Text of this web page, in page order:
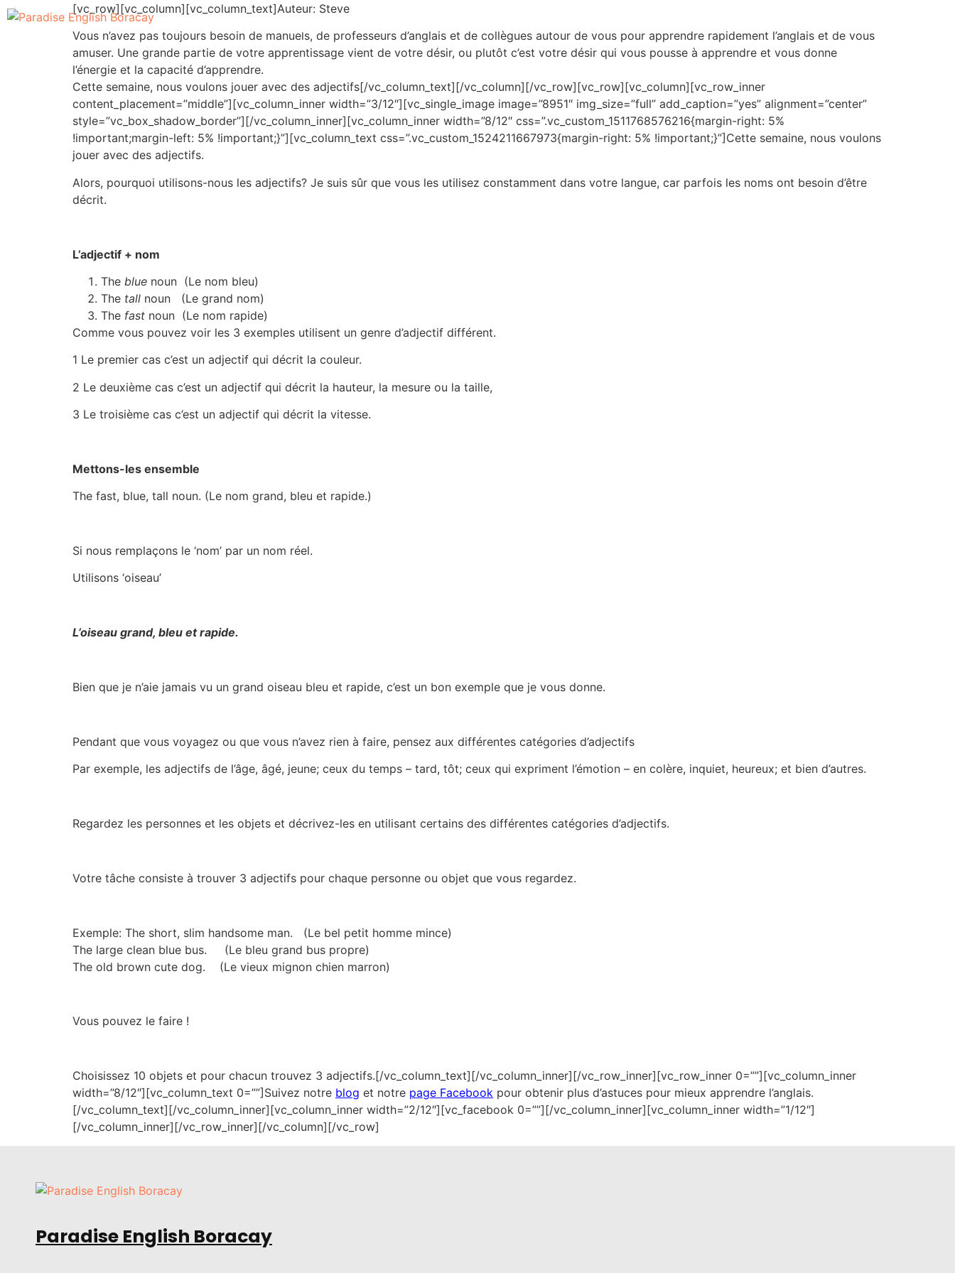
[vc_row][vc_column][vc_column_text]Auteur: Steve
Vous n’avez pas toujours besoin de manuels, de professeurs d’anglais et de collègues autour de vous pour apprendre rapidement l’anglais et de vous
amuser. Une grande partie de votre apprentissage vient de votre désir, ou plutôt c’est votre désir qui vous pousse à apprendre et vous donne
l’énergie et la capacité d’apprendre.
Cette semaine, nous voulons jouer avec des adjectifs[/vc_column_text][/vc_column][/vc_row][vc_row][vc_column][vc_row_inner
content_placement=”middle”][vc_column_inner width=”3/12″][vc_single_image image=”8951″ img_size=”full” add_caption=”yes” alignment=”center”
style=”vc_box_shadow_border”][/vc_column_inner][vc_column_inner width=”8/12″ css=”.vc_custom_1511768576216{margin-right: 5%
!important;margin-left: 5% !important;}”][vc_column_text css=”.vc_custom_1524211667973{margin-right: 5% !important;}”]Cette semaine, nous voulons
jouer avec des adjectifs.
Alors, pourquoi utilisons-nous les adjectifs? Je suis sûr que vous les utilisez constamment dans votre langue, car parfois les noms ont besoin d’être
décrit.
L’adjectif + nom
The blue noun (Le nom bleu)
The tall noun (Le grand nom)
The fast noun (Le nom rapide)
Comme vous pouvez voir les 3 exemples utilisent un genre d’adjectif différent.
1 Le premier cas c’est un adjectif qui décrit la couleur.
2 Le deuxième cas c’est un adjectif qui décrit la hauteur, la mesure ou la taille,
3 Le troisième cas c’est un adjectif qui décrit la vitesse.
Mettons-les ensemble
The fast, blue, tall noun. (Le nom grand, bleu et rapide.)
Si nous remplaçons le ‘nom’ par un nom réel.
Utilisons ‘oiseau’
L’oiseau grand, bleu et rapide.
Bien que je n’aie jamais vu un grand oiseau bleu et rapide, c’est un bon exemple que je vous donne.
Pendant que vous voyagez ou que vous n’avez rien à faire, pensez aux différentes catégories d’adjectifs
Par exemple, les adjectifs de l’âge, âgé, jeune; ceux du temps – tard, tôt; ceux qui expriment l’émotion – en colère, inquiet, heureux; et bien d’autres.
Regardez les personnes et les objets et décrivez-les en utilisant certains des différentes catégories d’adjectifs.
Votre tâche consiste à trouver 3 adjectifs pour chaque personne ou objet que vous regardez.
Exemple: The short, slim handsome man. (Le bel petit homme mince)
The large clean blue bus. (Le bleu grand bus propre)
The old brown cute dog. (Le vieux mignon chien marron)
Vous pouvez le faire !
Choisissez 10 objets et pour chacun trouvez 3 adjectifs.[/vc_column_text][/vc_column_inner][/vc_row_inner][vc_row_inner 0=””][vc_column_inner
width=”8/12″][vc_column_text 0=””]Suivez notre blog et notre page Facebook pour obtenir plus d’astuces pour mieux apprendre l’anglais.
[/vc_column_text][/vc_column_inner][vc_column_inner width=”2/12″][vc_facebook 0=””][/vc_column_inner][vc_column_inner width=”1/12″]
[/vc_column_inner][/vc_row_inner][/vc_column][/vc_row]
Paradise English Boracay